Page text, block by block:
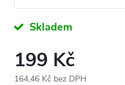
Skladem
199 Kč
164,46 Kč bez DPH